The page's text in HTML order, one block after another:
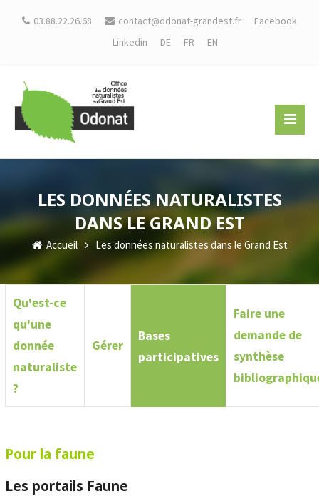
03.88.22.26.68 contact@odonat-grandest.fr
Facebook
Linkedin
DE FR EN
LES DONNÉES NATURALISTES
DANS LE GRAND EST
Accueil Les données naturalistes dans le Grand Est
Qu'est-ce
qu'une
donnée
naturaliste
?
Gérer
Bases
participatives
Faire une
demande de
synthèse
Pour la faune
Les portails Faune